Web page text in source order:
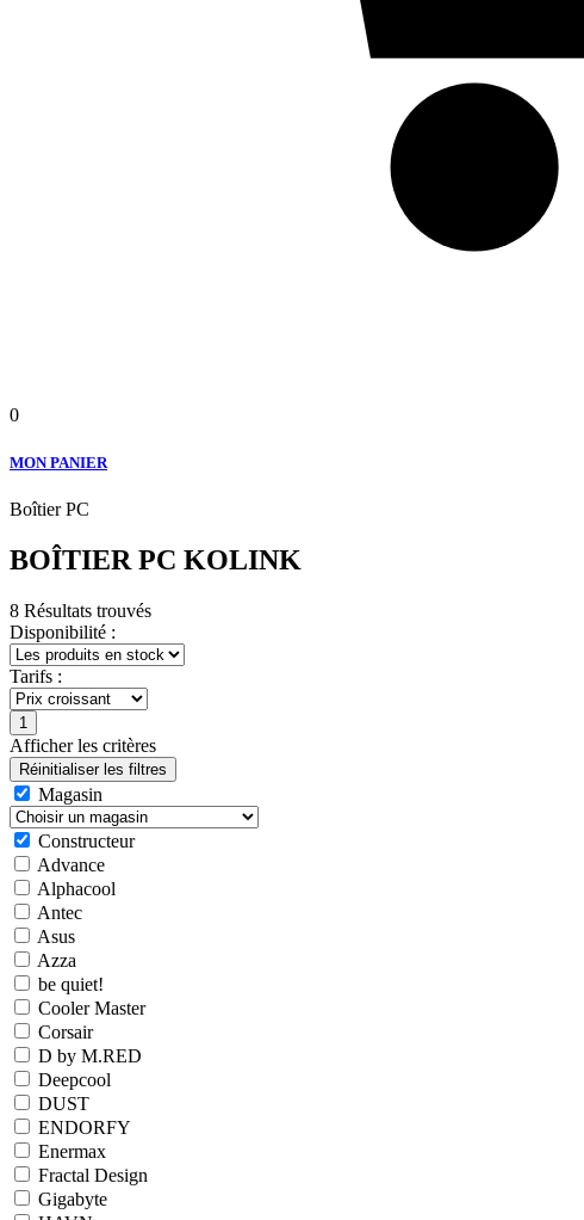
0
MON PANIER
Boîtier PC
BOÎTIER PC KOLINK
8 Résultats trouvés
Disponibilité :
Tarifs :
Afficher les critères
Magasin
Constructeur
Advance
Alphacool
Antec
Asus
Azza
be quiet!
Cooler Master
Corsair
D by M.RED
Deepcool
DUST
ENDORFY
Enermax
Fractal Design
Gigabyte